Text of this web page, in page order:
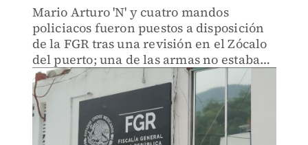
Mario Arturo 'N' y cuatro mandos
policiacos fueron puestos a disposición
de la FGR tras una revisión en el Zócalo
del puerto; una de las armas no estaba
amparada en la licencia colectiva.